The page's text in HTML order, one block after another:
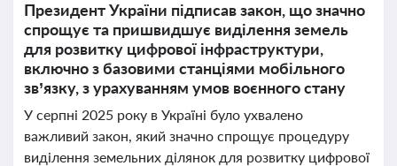
Президент України підписав закон, що значно
спрощує та пришвидшує виділення земель
для розвитку цифрової інфраструктури,
включно з базовими станціями мобільного
зв’язку, з урахуванням умов воєнного стану
У серпні 2025 року в Україні було ухвалено
важливий закон, який значно спрощує процедуру
виділення земельних ділянок для розвитку цифрової